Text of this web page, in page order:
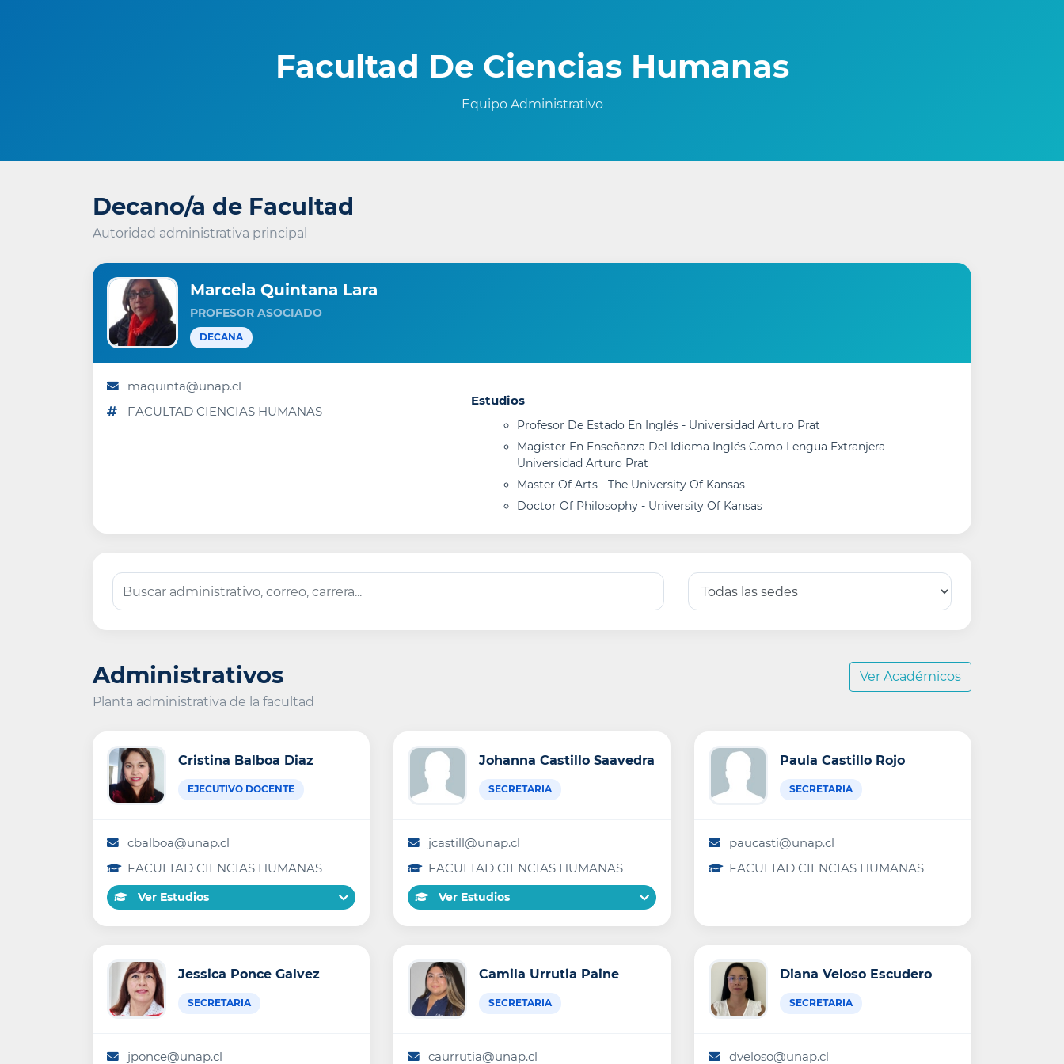
Facultad De Ciencias Humanas
Equipo Administrativo
Decano/a de Facultad
Autoridad administrativa principal
Marcela Quintana Lara
PROFESOR ASOCIADO
DECANA
maquinta@unap.cl
FACULTAD CIENCIAS HUMANAS
Estudios
Profesor De Estado En Inglés - Universidad Arturo Prat
Magister En Enseñanza Del Idioma Inglés Como Lengua Extranjera -
Universidad Arturo Prat
Master Of Arts - The University Of Kansas
Doctor Of Philosophy - University Of Kansas
Administrativos
Planta administrativa de la facultad
Ver Académicos
Cristina Balboa Diaz
EJECUTIVO DOCENTE
cbalboa@unap.cl
FACULTAD CIENCIAS HUMANAS
Ver Estudios
Johanna Castillo Saavedra
SECRETARIA
jcastill@unap.cl
FACULTAD CIENCIAS HUMANAS
Ver Estudios
Paula Castillo Rojo
SECRETARIA
paucasti@unap.cl
FACULTAD CIENCIAS HUMANAS
Jessica Ponce Galvez
SECRETARIA
jponce@unap.cl
Camila Urrutia Paine
SECRETARIA
caurrutia@unap.cl
Diana Veloso Escudero
SECRETARIA
dveloso@unap.cl